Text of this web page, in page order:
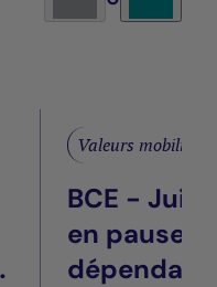
Valeurs mobilières
BCE -
en pause,